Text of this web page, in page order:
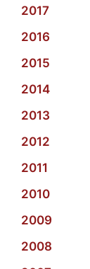
2017
2016
2015
2014
2013
2012
2011
2010
2009
2008